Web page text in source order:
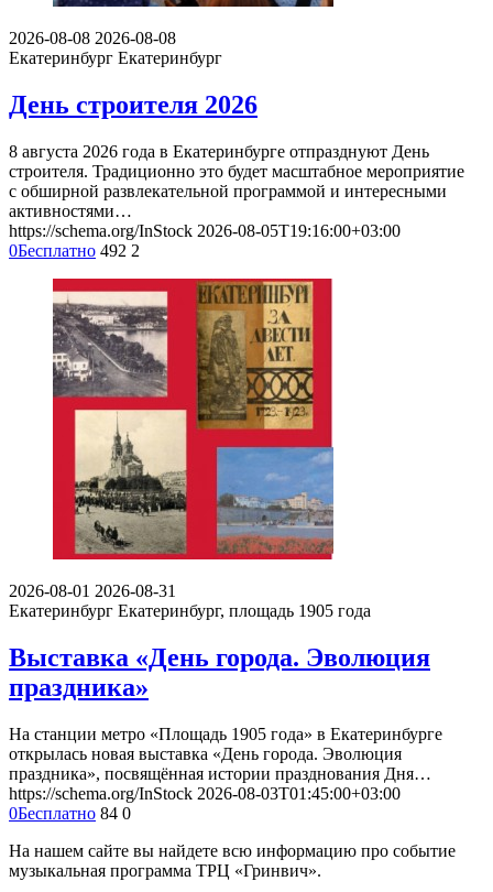
2026-08-08 2026-08-08
Екатеринбург Екатеринбург
День строителя 2026
8 августа 2026 года в Екатеринбурге отпразднуют День
строителя. Традиционно это будет масштабное мероприятие
с обширной развлекательной программой и интересными
активностями…
https://schema.org/InStock 2026-08-05T19:16:00+03:00
0Бесплатно 492 2
2026-08-01 2026-08-31
Екатеринбург Екатеринбург, площадь 1905 года
Выставка «День города. Эволюция
праздника»
На станции метро «Площадь 1905 года» в Екатеринбурге
открылась новая выставка «День города. Эволюция
праздника», посвящённая истории празднования Дня…
https://schema.org/InStock 2026-08-03T01:45:00+03:00
0Бесплатно 84 0
На нашем сайте вы найдете всю информацию про событие
музыкальная программа ТРЦ «Гринвич».